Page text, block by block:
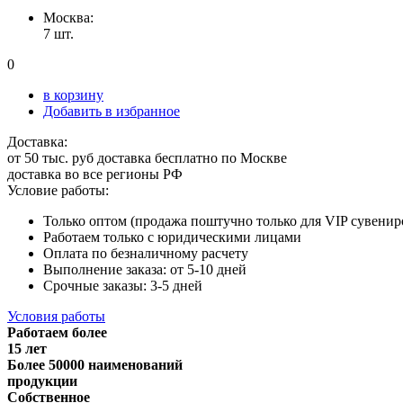
Москва:
7 шт.
0
в корзину
Добавить в избранное
Доставка:
от 50 тыс. руб доставка бесплатно по Москве
доставка во все регионы РФ
Условие работы:
Только оптом (продажа поштучно только для VIP
Работаем только с юридическими лицами
Оплата по безналичному расчету
Выполнение заказа: от 5-10 дней
Срочные заказы: 3-5 дней
Условия работы
Работаем более
15 лет
Более 50000 наименований
продукции
Собственное